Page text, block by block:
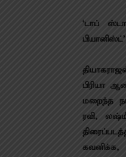
‘டாப்
பிரியா
மறைந்த
ரவி,
கவனிக்க,